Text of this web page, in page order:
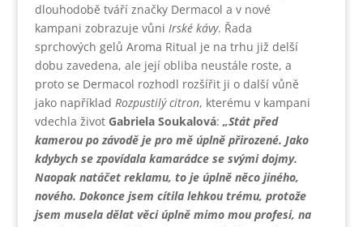
dlouhodobě tváří značky Dermacol a v nové
kampani zobrazuje vůni Irské kávy. Řada
sprchových gelů Aroma Ritual je na trhu již delší
dobu zavedena, ale její obliba neustále roste, a
proto se Dermacol rozhodl rozšířit ji o další vůně
jako například Rozpustilý citron, kterému v kampani
vdechla život Gabriela Soukalová: „Stát před
kamerou po závodě je pro mě úplně přirozené. Jako
kdybych se zpovídala kamarádce se svými dojmy.
Naopak natáčet reklamu, to je úplně něco jiného,
nového. Dokonce jsem cítila lehkou trému, protože
jsem musela dělat věci úplně mimo mou profesi, na